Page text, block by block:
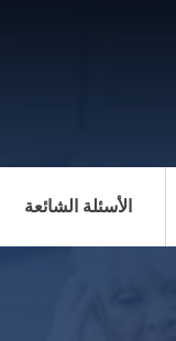
الأسئلة الشائعة